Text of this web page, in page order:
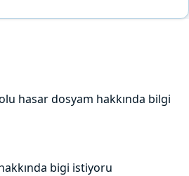
hasar dosyam hakkında bilgi
bigi istiyoru